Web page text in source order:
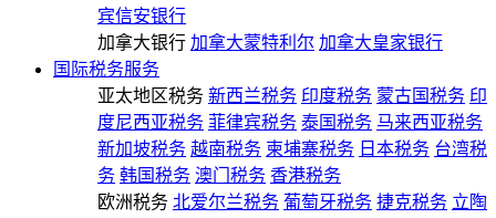
宾信安银行
加拿大银行 加拿大蒙特利尔 加拿大皇家银行
国际税务服务
亚太地区税务 新西兰税务 印度税务 蒙古国税务 印
度尼西亚税务 菲律宾税务 泰国税务 马来西亚税务
新加坡税务 越南税务 柬埔寨税务 日本税务 台湾税
务 韩国税务 澳门税务 香港税务
欧洲税务 北爱尔兰税务 葡萄牙税务 捷克税务 立陶